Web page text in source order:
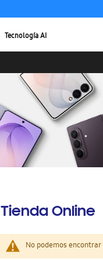
Tecnología AI
Tienda Online
No podemos